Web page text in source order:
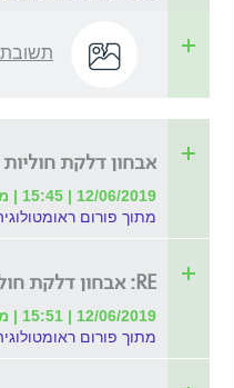
תשובת
אבחון דלקת
12/06/2019 | 15:45 | מאת: ארז
מתוך פורום
RE: אבחון דלקת חוליות מקשחת
12/06/2019 | 15:51 | מאת: ארז
מתוך פורום